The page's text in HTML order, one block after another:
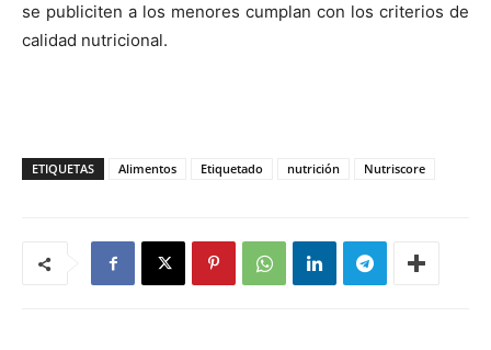
se publiciten a los menores cumplan con los criterios de
calidad nutricional.
ETIQUETAS Alimentos Etiquetado nutrición Nutriscore